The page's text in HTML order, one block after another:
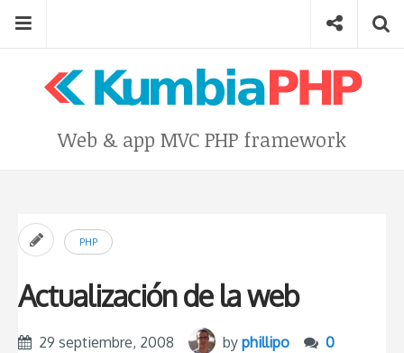
content
Menu
Type your search keyword, and press enter to search
Social
Web & app MVC PHP framework
PHP
Actualización de la web
29 septiembre, 2008 by phillipo
0